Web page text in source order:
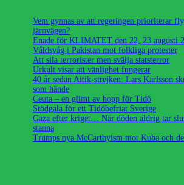
Vem gynnas av att regeringen prioriterar
järnvägen?
Enade för KLIMATET den 22, 23 augusti
Våldsvåg i Pakistan mot folkliga protester
Att sila terrorister men svälja statsterror
Urkult visar att vänlighet fungerar
40 år sedan Aitik-strejken: Lars Karlsson
som hände
Ceuta – en glimt av hopp för Tidö
Stödgala för ett Tidöbefriat Sverige
Gaza efter kriget… När döden aldrig tar
stanna
Trumps nya McCarthyism mot Kuba och